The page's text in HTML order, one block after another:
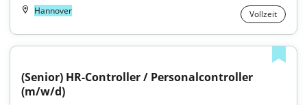
Hannover Vollzeit
(Senior) HR-Controller / Personalcontroller
(m/w/d)